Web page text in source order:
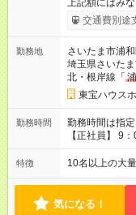
上記額にはみ
ます。 みなし
入社時は正社員。
給 B）3ヶ月の
※固定残業代9
名古屋・大阪
A。 【業務委託】入金額の30%を毎月支給（50万円以下は
25%）。入金ゼロの
期間あり 試用
同じです。
交通費別途
勤務地
さいたま市浦
埼玉県さいた
北・根岸線「
東宝ハウス
勤務時間
勤務時間は指定
【正社員】 9：
託】 9：00～
曜以外での勤務 ◎働き方改革推進中！正社員雇用の場合、
特徴 10名以上の大
気になる！